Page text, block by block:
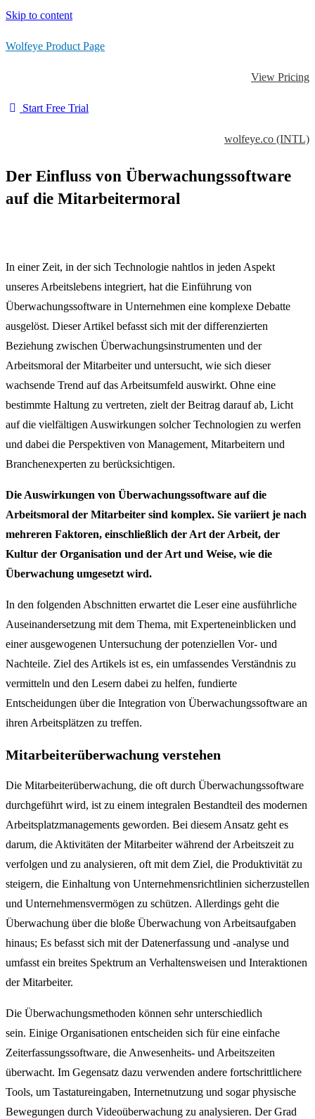
Skip to content
Wolfeye Product Page
View Pricing
Start Free Trial
wolfeye.co (INTL)
Der Einfluss von Überwachungssoftware
auf die Mitarbeitermoral
In einer Zeit, in der sich Technologie nahtlos in jeden Aspekt
unseres Arbeitslebens integriert, hat die Einführung von
Überwachungssoftware in Unternehmen eine komplexe Debatte
ausgelöst. Dieser Artikel befasst sich mit der differenzierten
Beziehung zwischen Überwachungsinstrumenten und der
Arbeitsmoral der Mitarbeiter und untersucht, wie sich dieser
wachsende Trend auf das Arbeitsumfeld auswirkt. Ohne eine
bestimmte Haltung zu vertreten, zielt der Beitrag darauf ab, Licht
auf die vielfältigen Auswirkungen solcher Technologien zu werfen
und dabei die Perspektiven von Management, Mitarbeitern und
Branchenexperten zu berücksichtigen.
Die Auswirkungen von Überwachungssoftware auf die
Arbeitsmoral der Mitarbeiter sind komplex. Sie variiert je nach
mehreren Faktoren, einschließlich der Art der Arbeit, der
Kultur der Organisation und der Art und Weise, wie die
Überwachung umgesetzt wird.
In den folgenden Abschnitten erwartet die Leser eine ausführliche
Auseinandersetzung mit dem Thema, mit Experteneinblicken und
einer ausgewogenen Untersuchung der potenziellen Vor- und
Nachteile. Ziel des Artikels ist es, ein umfassendes Verständnis zu
vermitteln und den Lesern dabei zu helfen, fundierte
Entscheidungen über die Integration von Überwachungssoftware an
ihren Arbeitsplätzen zu treffen.
Mitarbeiterüberwachung verstehen
Die Mitarbeiterüberwachung, die oft durch Überwachungssoftware
durchgeführt wird, ist zu einem integralen Bestandteil des modernen
Arbeitsplatzmanagements geworden. Bei diesem Ansatz geht es
darum, die Aktivitäten der Mitarbeiter während der Arbeitszeit zu
verfolgen und zu analysieren, oft mit dem Ziel, die Produktivität zu
steigern, die Einhaltung von Unternehmensrichtlinien sicherzustellen
und Unternehmensvermögen zu schützen. Allerdings geht die
Überwachung über die bloße Überwachung von Arbeitsaufgaben
hinaus; Es befasst sich mit der Datenerfassung und -analyse und
umfasst ein breites Spektrum an Verhaltensweisen und Interaktionen
der Mitarbeiter.
Die Überwachungsmethoden können sehr unterschiedlich
sein. Einige Organisationen entscheiden sich für eine einfache
Zeiterfassungssoftware, die Anwesenheits- und Arbeitszeiten
überwacht. Im Gegensatz dazu verwenden andere fortschrittlichere
Tools, um Tastatureingaben, Internetnutzung und sogar physische
Bewegungen durch Videoüberwachung zu analysieren. Der Grad